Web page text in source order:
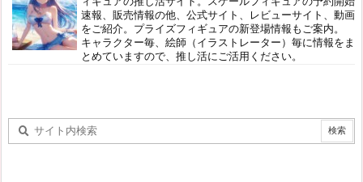
速報、販売情報の他、公式サイト、レビューサイト、動画
をご紹介。プライズフィギュアの新登場情報もご案内。
キャラクター毎、絵師（イラストレーター）毎に情報をま
とめていますので、推し活にご活用ください。